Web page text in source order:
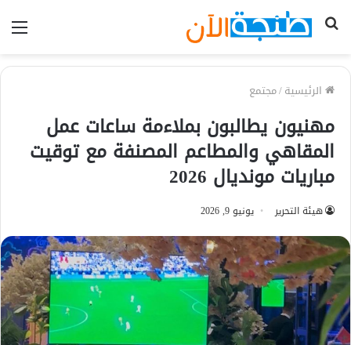
بحث
الرئيسية/مجتمع
مهنيون يطالبون بملاءمة ساعات عمل
المقاهي والمطاعم المصنفة مع توقيت
مباريات مونديال 2026
هيئة التحرير يونيو 9, 2026